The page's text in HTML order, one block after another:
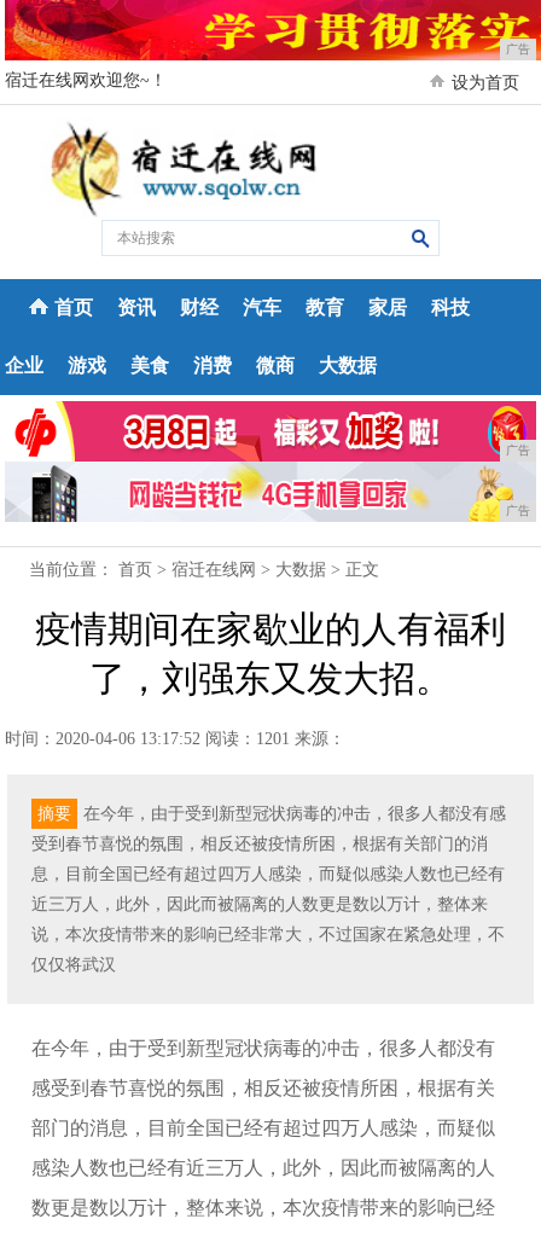
广告
宿迁在线网欢迎您~！ 设为首页
首页 资讯 财经 汽车 教育 家居 科技
企业 游戏 美食 消费 微商 大数据
广告
广告
当前位置：首页 >宿迁在线网 > 大数据 > 正文
疫情期间在家歇业的人有福利
了，刘强东又发大招。
时间：2020-04-06 13:17:52 阅读：1201 来源：
摘要
在今年，由于受到新型冠状病毒的冲击，很多人都没有感
受到春节喜悦的氛围，相反还被疫情所困，根据有关部门的消
息，目前全国已经有超过四万人感染，而疑似感染人数也已经有
近三万人，此外，因此而被隔离的人数更是数以万计，整体来
说，本次疫情带来的影响已经非常大，不过国家在紧急处理，不
仅仅将武汉
在今年，由于受到新型冠状病毒的冲击，很多人都没有
感受到春节喜悦的氛围，相反还被疫情所困，根据有关
部门的消息，目前全国已经有超过四万人感染，而疑似
感染人数也已经有近三万人，此外，因此而被隔离的人
数更是数以万计，整体来说，本次疫情带来的影响已经